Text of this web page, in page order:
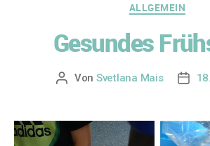
ALLGEMEIN
Gesundes
Von Svetlana Mais